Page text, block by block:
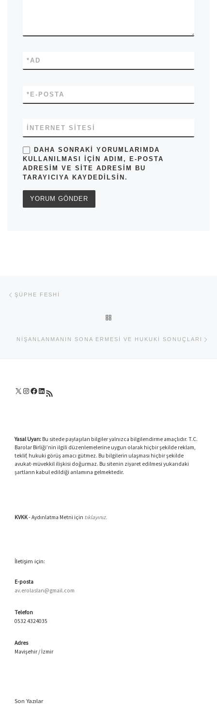
AD
*
E-POSTA
*
İNTERNET SITESI
DAHA SONRAKI YORUMLARIMDA
KULLANILMASI IÇIN ADIM, E-POSTA
ADRESIM VE SITE ADRESIM BU
TARAYICIYA KAYDEDILSIN.
ŞÜPHE FESHI
NIŞANLANMANIN SONA ERMESI VE HUKUKI SONUÇLARI
X Instagram
Facebook
LinkedIn
RSS akışı
Yasal Uyarı:Bu sitede paylaşılan bilgiler yalnızca bilgilendirme amaçlıdır. T.C.
Barolar Birliği’nin ilgili düzenlemelerine uygun olarak hiçbir şekilde reklam,
teklif, hukuki görüş amacı gütmez. Bu bilgilerin ulaşması hiçbir şekilde
avukat-müvekkil ilişkisi doğurmaz. Bu sitenin ziyaret edilmesi yukarıdaki
şartların kabul edildiği anlamına gelmektedir.
KVKK- Aydınlatma Metni için tıklayınız.
İletişim için:
E-posta
av.erolaslan@gmail.com
Telefon
0532 4324035
Adres
Mavişehir / İzmir
Son Yazılar